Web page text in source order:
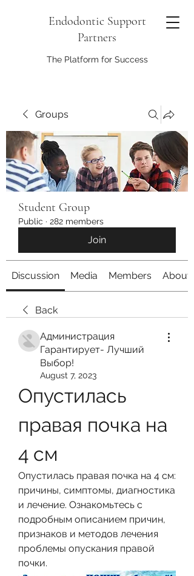
Endodontic Support
Partners
The Platform for Success
Groups
Student Group
Public · 282 members
Join
Discussion Media Members About
Back
Администрация
Гарантирует- Лучший
Выбор!
August 7, 2023
Опустилась
правая почка на
4 см
Опустилась правая почка на 4 см:
причины, симптомы, диагностика
и лечение. Ознакомьтесь с
подробным описанием причин,
признаков и методов лечения
проблемы опускания правой
почки.